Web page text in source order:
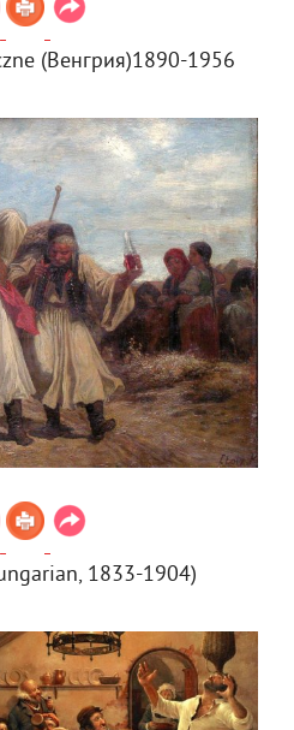
(Венгрия)1890-1956
1833-1904)